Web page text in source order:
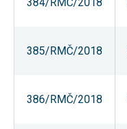
385/RMČ/2018
386/RMČ/2018